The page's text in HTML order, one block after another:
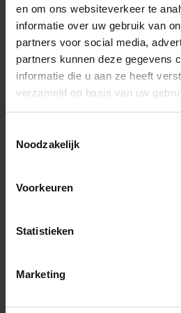
en om ons websiteverkeer te
informatie over uw gebruik van
partners voor social media,
partners kunnen deze gegevens
informatie die u aan ze heeft
verzameld op basis van uw
Noodzakelijk
Voorkeuren
Statistieken
Marketing
Dommelin Hoeslaken
Uni Percal 400TC 728
Ecru 180x210/30
111,00